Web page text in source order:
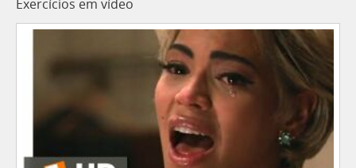
Exercícios em vídeo